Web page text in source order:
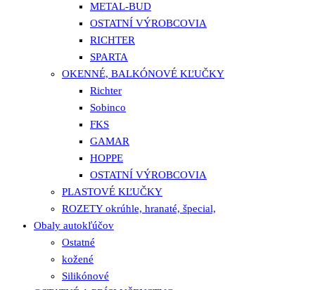
METAL-BUD
OSTATNÍ VÝROBCOVIA
RICHTER
SPARTA
OKENNÉ, BALKÓNOVÉ KĽUČKY
Richter
Sobinco
FKS
GAMAR
HOPPE
OSTATNÍ VÝROBCOVIA
PLASTOVÉ KĽUČKY
ROZETY okrúhle, hranaté, špecial,
Obaly autokľúčov
Ostatné
kožené
Silikónové